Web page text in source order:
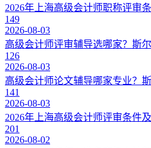
2026年上海高级会计师职称评审
149
2026-08-03
高级会计师评审辅导选哪家？斯
126
2026-08-03
高级会计师论文辅导哪家专业？
141
2026-08-03
2026年上海高级会计师评审条件
201
2026-08-02